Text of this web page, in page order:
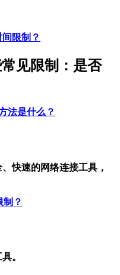
限制？
见限制：是否
法是什么？
快速的网络连接工具，
制？
。